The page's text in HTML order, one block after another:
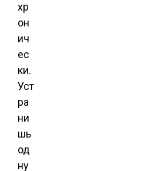
хр
он
ич
ес
ки.
Уст
ра
ни
шь
од
ну